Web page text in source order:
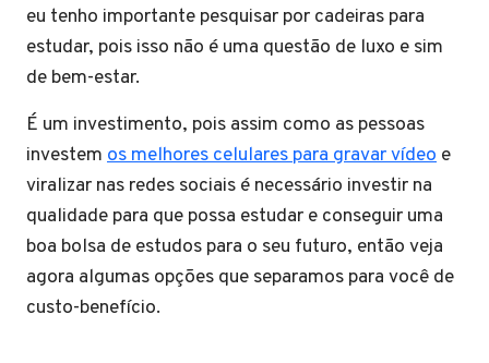
eu tenho importante pesquisar por cadeiras para
estudar, pois isso não é uma questão de luxo e sim
de bem-estar.
É um investimento, pois assim como as pessoas
investem os melhores celulares para gravar vídeo e
viralizar nas redes sociais é necessário investir na
qualidade para que possa estudar e conseguir uma
boa bolsa de estudos para o seu futuro, então veja
agora algumas opções que separamos para você de
custo-benefício.